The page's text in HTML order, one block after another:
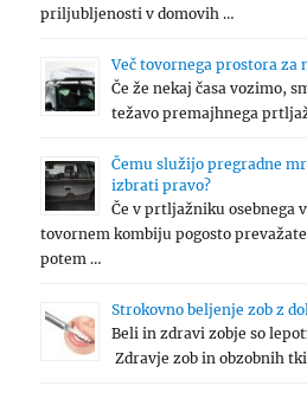
priljubljenosti v domovih …
Več tovornega prostora za
Če že nekaj časa vozimo,
težavo premajhnega
Čemu služijo pregradne
izbrati pravo?
Če v prtljažniku osebnega
tovornem kombiju pogosto
potem …
Strokovno beljenje zob z
Beli in zdravi zobje so
Zdravje zob in obzobnih